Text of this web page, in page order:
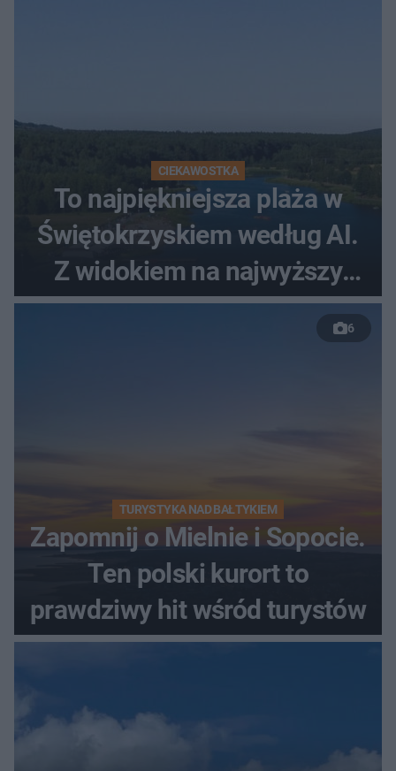
CIEKAWOSTKA
To najpiękniejsza plaża w
Świętokrzyskiem według AI.
Z widokiem na najwyższy
szczyt Gór Świętokrzyskich
6
TURYSTYKA NAD BAŁTYKIEM
Zapomnij o Mielnie i Sopocie.
Ten polski kurort to
prawdziwy hit wśród turystów